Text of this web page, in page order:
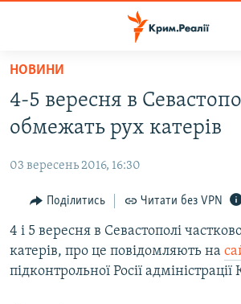
Перейти
основного
матеріалу
до
навігації
Перейти
до
пошуку
ВОДА.КРИМ
ВІДЕО ТА ФОТО
ПОЛІТИКА
БЛОГИ
ПОГЛЯД
ІНТЕРВ'Ю
НОВИНИ
4-5 вересня в
обмежать рух катерів
03 вересень 2016, 16:30
Поділитись Читати без VPN
4 і 5 вересня в Севастополі
катерів, про це повідомляють на
підконтрольної Росії